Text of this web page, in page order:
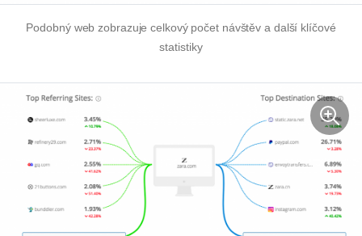
Podobný web zobrazuje celkový počet návštěv a další klíčové
statistiky